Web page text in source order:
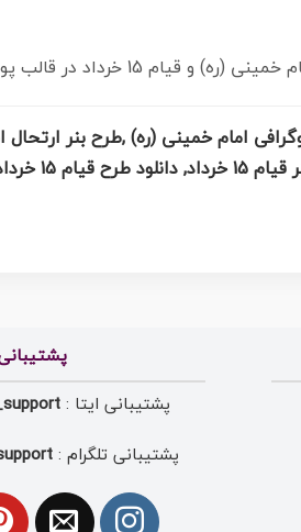
توسط تیم گرافیک طرح بارگزاری شده است.
پشتیبانی ایتا :
پشتیبانی تلگرام :